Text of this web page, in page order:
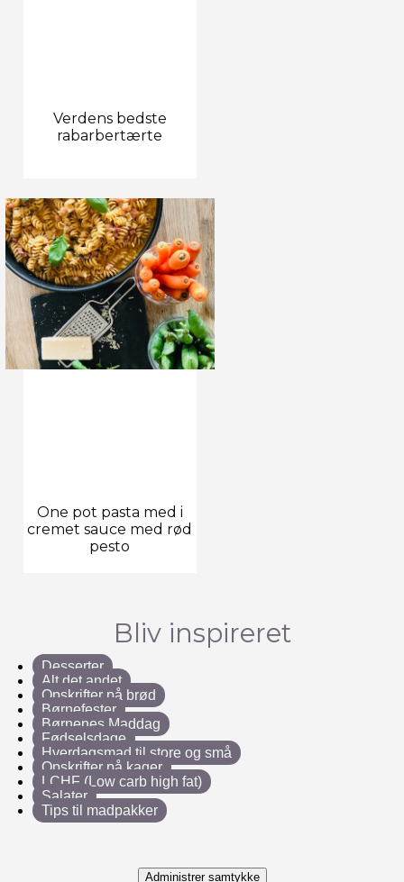
Verdens bedste
rabarbertærte
One pot pasta med i
cremet sauce med rød
pesto
Bliv inspireret
Desserter
Alt det andet
Opskrifter på brød
Børnefester
Børnenes Maddag
Fødselsdage
Hverdagsmad til store og små
Opskrifter på kager
LCHF (Low carb high fat)
Salater
Tips til madpakker
Administrer samtykke